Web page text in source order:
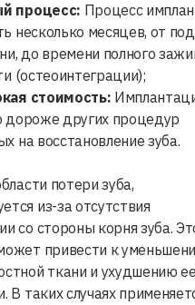
процесс: Процесс
несколько месяцев, от
до времени полного
(остеоинтеграции);
стоимость:
дороже других процедур
на восстановление зуба.
потери зуба,
из-за отсутствия
со стороны корня зуба.
привести к
ткани и ухудшению ее
В таких случаях